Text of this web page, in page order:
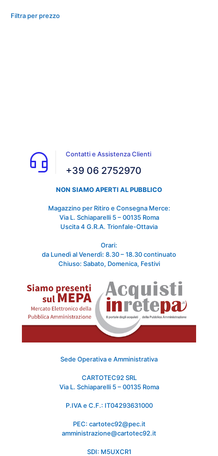
Filtra per prezzo
Contatti e Assistenza Clienti
+39 06 2752970
NON SIAMO APERTI AL PUBBLICO
Magazzino per Ritiro e Consegna Merce:
Via L. Schiaparelli 5 – 00135 Roma
Uscita 4 G.R.A. Trionfale-Ottavia
Orari:
da Lunedì al Venerdì: 8.30 – 18.30 continuato
Chiuso: Sabato, Domenica, Festivi
Sede Operativa e Amministrativa
CARTOTEC92 SRL
Via L. Schiaparelli 5 – 00135 Roma
P.IVA e C.F.: IT04293631000
PEC: cartotec92@pec.it
amministrazione@cartotec92.it
SDI: M5UXCR1